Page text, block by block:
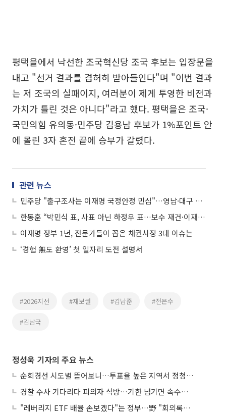
평택을에서 낙선한 조국혁신당 조국 후보는 입장문을
내고 "선거 결과를 겸허히 받아들인다"며 "이번 결과
는 저 조국의 실패이지, 여러분이 제게 투영한 비전과
가치가 틀린 것은 아니다"라고 했다. 평택을은 조국·
국민의힘 유의동·민주당 김용남 후보가 1%포인트 안
에 몰린 3자 혼전 끝에 승부가 갈렸다.
관련 뉴스
민주당 "출구조사는 이재명 국정안정 민심"…영남·대구 초박빙엔 신중
한동훈 “박민식 표, 사표 아닌 하정우 표…보수 재건·이재명 폭주 막아야”
이재명 정부 1년, 전문가들이 꼽은 채권시장 3대 이슈는
‘경험 無도 환영’ 첫 일자리 도전 설명서
#2026지선 #재보궐 #김남준 #전은수
#김남국
정성욱 기자의 주요 뉴스
순회경선 시도별 뜯어보니…투표율 높은 지역서 정청래 강세
경찰 수사 기다리다 피의자 석방…기한 넘기면 속수무책
"레버리지 ETF 배율 손보겠다"는 정부…野 "회의록부터 내놔야"